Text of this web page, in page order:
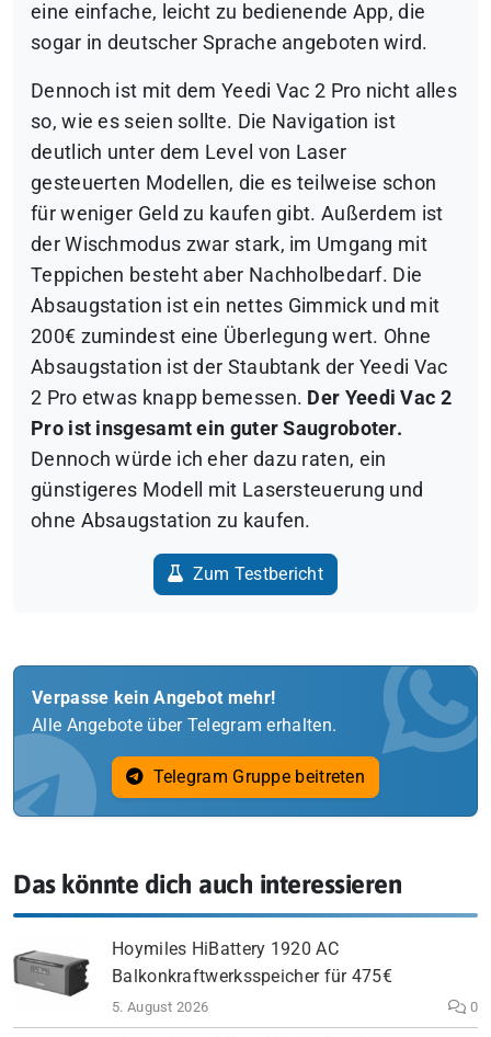
eine einfache, leicht zu bedienende App, die
sogar in deutscher Sprache angeboten wird.
Dennoch ist mit dem Yeedi Vac 2 Pro nicht alles
so, wie es seien sollte. Die Navigation ist
deutlich unter dem Level von Laser
gesteuerten Modellen, die es teilweise schon
für weniger Geld zu kaufen gibt. Außerdem ist
der Wischmodus zwar stark, im Umgang mit
Teppichen besteht aber Nachholbedarf. Die
Absaugstation ist ein nettes Gimmick und mit
200€ zumindest eine Überlegung wert. Ohne
Absaugstation ist der Staubtank der Yeedi Vac
2 Pro etwas knapp bemessen. Der Yeedi Vac 2
Pro ist insgesamt ein guter Saugroboter.
Dennoch würde ich eher dazu raten, ein
günstigeres Modell mit Lasersteuerung und
ohne Absaugstation zu kaufen.
Zum Testbericht
Verpasse kein Angebot mehr!
Alle Angebote über Telegram erhalten.
Telegram Gruppe beitreten
Das könnte dich auch interessieren
Hoymiles HiBattery 1920 AC
Balkonkraftwerksspeicher für 475€
5. August 2026 0